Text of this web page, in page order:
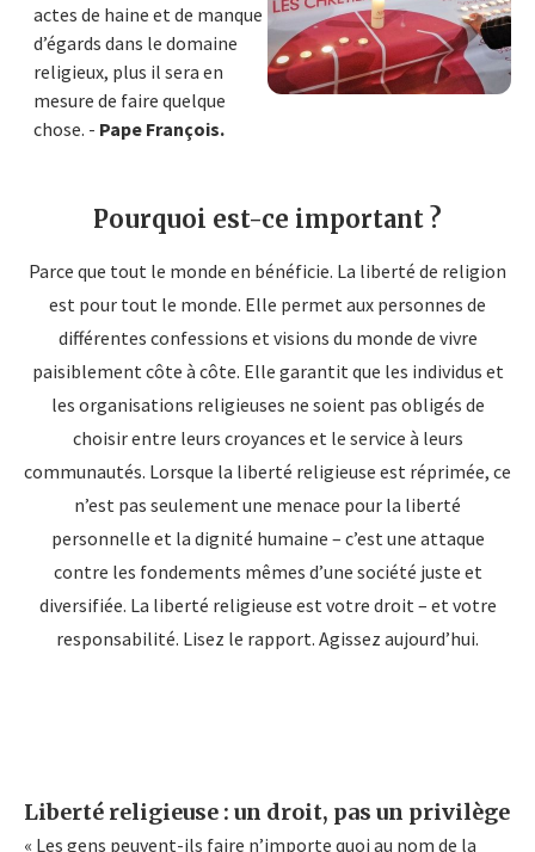
actes de haine et de manque
d’égards dans le domaine
religieux, plus il sera en
mesure de faire quelque
chose. - Pape François.
Pourquoi est-ce important ?
Parce que tout le monde en bénéficie. La liberté de religion
est pour tout le monde. Elle permet aux personnes de
différentes confessions et visions du monde de vivre
paisiblement côte à côte. Elle garantit que les individus et
les organisations religieuses ne soient pas obligés de
choisir entre leurs croyances et le service à leurs
communautés. Lorsque la liberté religieuse est réprimée, ce
n’est pas seulement une menace pour la liberté
personnelle et la dignité humaine – c’est une attaque
contre les fondements mêmes d’une société juste et
diversifiée. La liberté religieuse est votre droit – et votre
responsabilité. Lisez le rapport. Agissez aujourd’hui.
Liberté religieuse : un droit, pas un privilège
« Les gens peuvent-ils faire n’importe quoi au nom de la